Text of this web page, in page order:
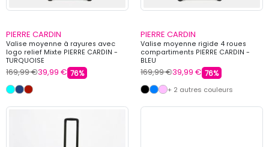
PIERRE CARDIN
Valise moyenne à rayures avec
logo relief Mixte PIERRE CARDIN -
TURQUOISE
169,99 €39,99 € 76%
PIERRE CARDIN
Valise moyenne rigide 4 roues
compartiments PIERRE CARDIN -
BLEU
169,99 €39,99 € 76%
+ 2 autres couleurs